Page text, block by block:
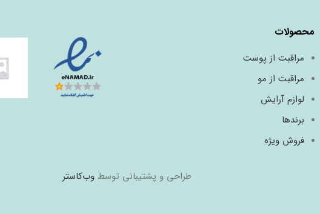
محصولات
مراقبت از پوست
مراقبت از مو
لوازم آرایش
برندها
فروش ویژه
طراحی و پشتیبانی توسطوب‌کاستر